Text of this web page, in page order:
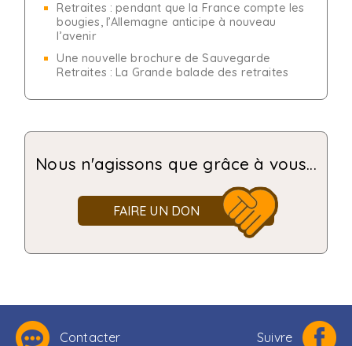
Retraites : pendant que la France compte les
bougies, l’Allemagne anticipe à nouveau
l’avenir
Une nouvelle brochure de Sauvegarde
Retraites : La Grande balade des retraites
Nous n'agissons que grâce à vous...
FAIRE UN DON
Contacter Suivre